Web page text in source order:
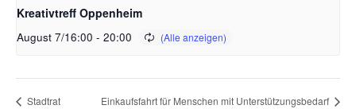
Kreativtreff Oppenheim
August 7/16:00 - 20:00
Stadtrat Einkaufsfahrt für Menschen mit Unterstützungsbedarf